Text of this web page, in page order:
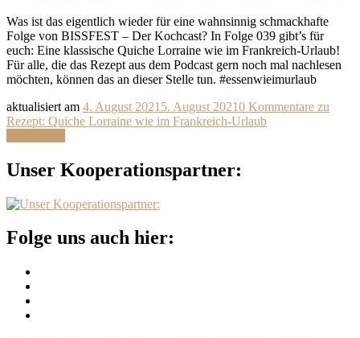
Was ist das eigentlich wieder für eine wahnsinnig schmackhafte
Folge von BISSFEST – Der Kochcast? In Folge 039 gibt’s für
euch: Eine klassische Quiche Lorraine wie im Frankreich-Urlaub!
Für alle, die das Rezept aus dem Podcast gern noch mal nachlesen
möchten, können das an dieser Stelle tun. #essenwieimurlaub
aktualisiert am 4. August 2021 5. August 20210 Kommentare zu
Rezept: Quiche Lorraine wie im Frankreich-Urlaub
Unser Kooperationspartner:
Folge uns auch hier: